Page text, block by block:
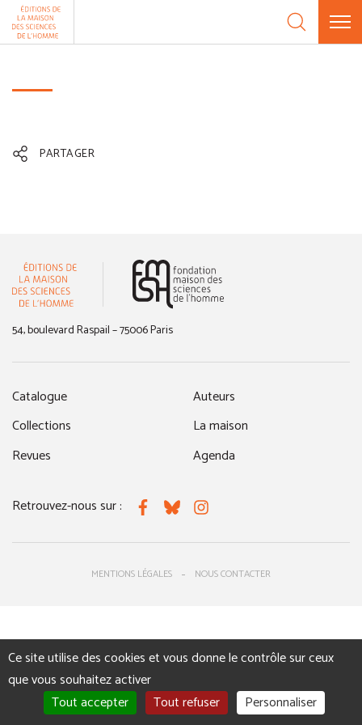
Aller au contenu
PARTAGER
54, boulevard Raspail – 75006 Paris
Catalogue
Collections
Revues
Auteurs
La maison
Agenda
Retrouvez-nous sur : FacebookBlueskyInstagram
MENTIONS LÉGALES NOUS CONTACTER
Panneau de gestion des cookies
Ce site utilise des cookies et vous donne le contrôle sur ceux
que vous souhaitez activer
Tout accepter
Tout refuser Personnaliser